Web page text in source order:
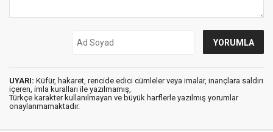
UYARI: Küfür, hakaret, rencide edici cümleler veya imalar, inançlara saldırı
içeren, imla kuralları ile yazılmamış,
Türkçe karakter kullanılmayan ve büyük harflerle yazılmış yorumlar
onaylanmamaktadır.